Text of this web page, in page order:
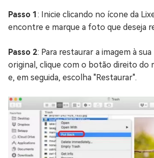
Passo 1 : Inicie clicando no ícone da
encontre e marque a foto que deseja
Passo 2: Para restaurar a imagem à
original, clique com o botão direito do
e, em seguida, escolha "Restaurar".